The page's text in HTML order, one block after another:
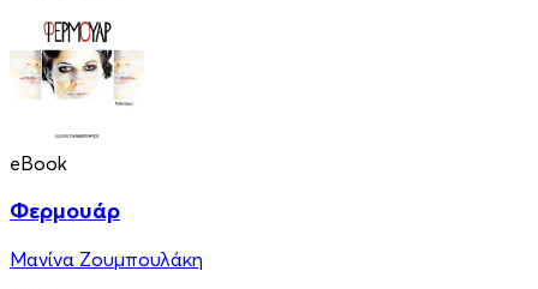
eBook
Φερμουάρ
Μανίνα Ζουμπουλάκη